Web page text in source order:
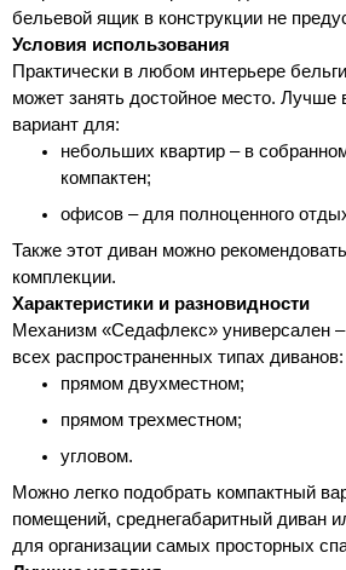
бельевой ящик в конструкции не
Условия использования
Практически в любом интерьере
может занять достойное место. Лучше
вариант для:
небольших квартир – в
компактен;
офисов – для полноценного
Также этот диван можно
комплекции.
Характеристики и разновидности
Механизм «Седафлекс» универсален –
всех распространенных типах диванов:
прямом двухместном;
прямом трехместном;
угловом.
Можно легко подобрать компактный
помещений, среднегабаритный диван
для организации самых просторных